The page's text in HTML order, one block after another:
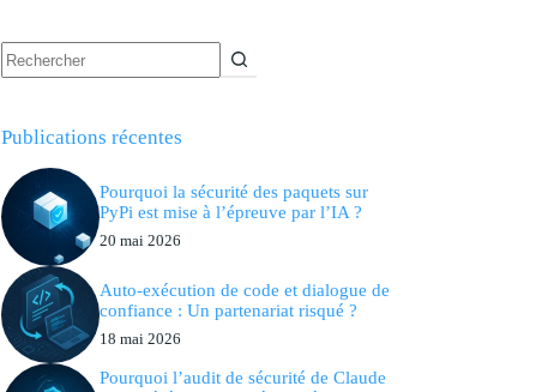
Publications récentes
Pourquoi la sécurité des paquets sur
PyPi est mise à l’épreuve par l’IA ?
20 mai 2026
Auto-exécution de code et dialogue de
confiance : Un partenariat risqué ?
18 mai 2026
Pourquoi l’audit de sécurité de Claude